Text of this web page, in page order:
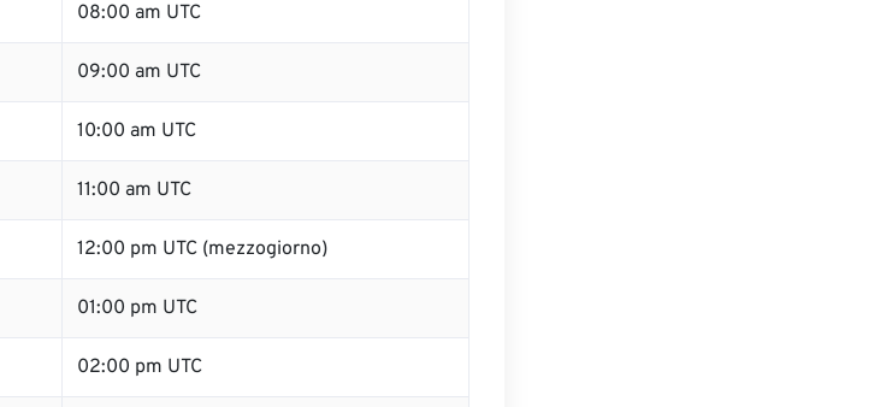
08:00 am UTC
09:00 am UTC
10:00 am UTC
11:00 am UTC
12:00 pm UTC (mezzogiorno)
01:00 pm UTC
02:00 pm UTC